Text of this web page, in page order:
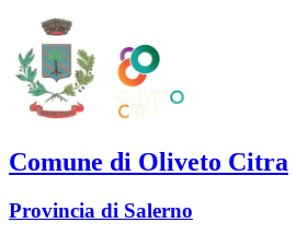
Comune di Oliveto Citra
Provincia di Salerno